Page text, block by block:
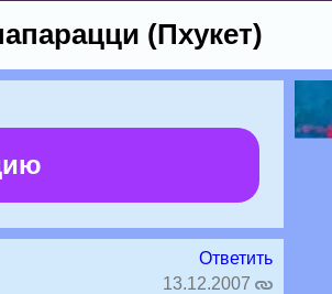
(Пхукет)
Ответить
13.12.2007